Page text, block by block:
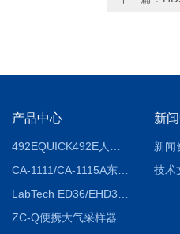
产品中心
CA-1111/CA-1115A东京理化EYELA CA-1111/CA-1115A冷却水循环装置
ZC-Q便携大气采样器
新
新闻
技术